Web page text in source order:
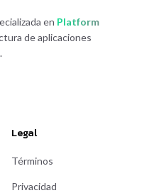
en Platform
de aplicaciones
Legal
Términos
Privacidad